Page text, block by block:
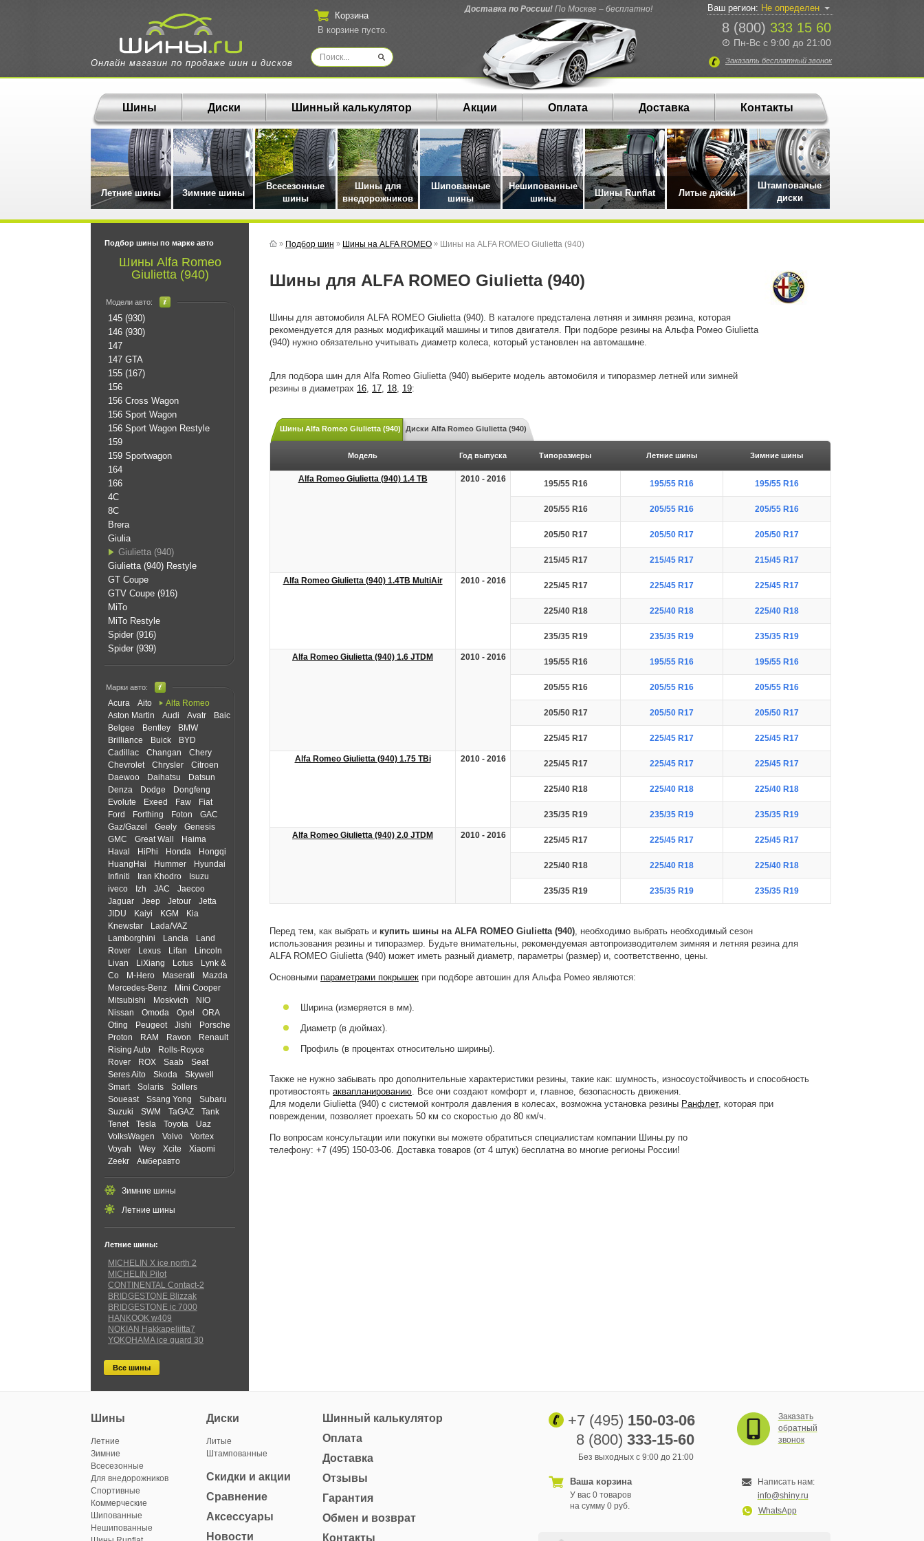
Онлайн магазин по продаже шин и дисков
Доставка по России! По Москве – бесплатно!
8 (800) 333 15 60
Пн-Вс с 9:00 до 21:00
Заказать бесплатный звонок
Корзина
В корзине пусто.
Ваш регион: Не определен
Шины Диски Шинный калькулятор Акции Оплата Доставка Контакты
Летние шины Зимние шины
Всесезонные
шины
Шины для
внедорожников
Шипованные
шины
Нешипованные
шины
Шины Runflat Литые диски
Штампованые
диски
Подбор шины по марке авто
Шины Alfa Romeo
Giulietta (940)
Модели авто:
145 (930)
146 (930)
147
147 GTA
155 (167)
156
156 Cross Wagon
156 Sport Wagon
156 Sport Wagon Restyle
159
159 Sportwagon
164
166
4C
8C
Brera
Giulia
Giulietta (940)
Giulietta (940) Restyle
GT Coupe
GTV Coupe (916)
MiTo
MiTo Restyle
Spider (916)
Spider (939)
Марки авто:
Acura Aito
Alfa Romeo
Aston Martin
Audi Avatr
Baic
Belgee
Bentley
BMW
Brilliance
Buick
BYD
Cadillac
Changan
Chery
Chevrolet
Chrysler
Citroen
Daewoo
Daihatsu
Datsun
Denza
Dodge
Dongfeng
Evolute
Exeed Faw
Fiat
Ford
Forthing Foton
GAC
Gaz/Gazel
Geely
Genesis
GMC
Great Wall
Haima
Haval
HiPhi Honda
Hongqi
HuangHai
Hummer
Hyundai
Infiniti
Iran Khodro
Isuzu
iveco
Izh JAC
Jaecoo
Jaguar
Jeep Jetour
Jetta
JIDU
Kaiyi KGM
Kia
Knewstar
Lada/VAZ
Lamborghini
Lancia
Land
Rover
Lexus Lifan
Lincoln
Livan
LiXiang Lotus
Lynk &
Co
M-Hero Maserati
Mazda
Mercedes-Benz
Mini Cooper
Mitsubishi
Moskvich
NIO
Nissan
Omoda Opel
ORA
Oting
Peugeot Jishi
Porsche
Proton
RAM Ravon
Renault
Rising Auto
Rolls-Royce
Rover
ROX Saab
Seat
Seres Aito
Skoda
Skywell
Smart
Solaris
Sollers
Soueast
Ssang Yong
Subaru
Suzuki
SWM TaGAZ
Tank
Tenet
Tesla Toyota
Uaz
VolksWagen
Volvo
Vortex
Voyah
Wey Xcite
Xiaomi
Zeekr
Амберавто
Зимние шины
Летние шины
Летние шины:
MICHELIN X ice north 2
MICHELIN Pilot
CONTINENTAL Contact-2
BRIDGESTONE Blizzak
BRIDGESTONE ic 7000
HANKOOK w409
NOKIAN Hakkapeliitta7
YOKOHAMA ice guard 30
Все шины
» Подбор шин » Шины на ALFA ROMEO » Шины на ALFA ROMEO Giulietta (940)
Шины для ALFA ROMEO Giulietta (940)
Шины для автомобиля ALFA ROMEO Giulietta (940). В каталоге предсталена летняя и зимняя резина, которая
рекомендуется для разных модификаций машины и типов двигателя. При подборе резины на Альфа Ромео Giulietta
(940) нужно обязательно учитывать диаметр колеса, который установлен на автомашине.
Для подбора шин для Alfa Romeo Giulietta (940) выберите модель автомобиля и типоразмер летней или зимней
резины в диаметрах 16, 17, 18, 19:
Шины Alfa Romeo Giulietta (940) Диски Alfa Romeo Giulietta (940)
Модель Год выпуска Типоразмеры Летние шины Зимние шины
Alfa Romeo Giulietta (940) 1.4 TB 2010 - 2016 195/55 R16 195/55 R16 195/55 R16
205/55 R16 205/55 R16 205/55 R16
205/50 R17 205/50 R17 205/50 R17
215/45 R17 215/45 R17 215/45 R17
Alfa Romeo Giulietta (940) 1.4TB MultiAir 2010 - 2016 225/45 R17 225/45 R17 225/45 R17
225/40 R18 225/40 R18 225/40 R18
235/35 R19 235/35 R19 235/35 R19
Alfa Romeo Giulietta (940) 1.6 JTDM 2010 - 2016 195/55 R16 195/55 R16 195/55 R16
205/55 R16 205/55 R16 205/55 R16
205/50 R17 205/50 R17 205/50 R17
225/45 R17 225/45 R17 225/45 R17
Alfa Romeo Giulietta (940) 1.75 TBi 2010 - 2016 225/45 R17 225/45 R17 225/45 R17
225/40 R18 225/40 R18 225/40 R18
235/35 R19 235/35 R19 235/35 R19
Alfa Romeo Giulietta (940) 2.0 JTDM 2010 - 2016 225/45 R17 225/45 R17 225/45 R17
225/40 R18 225/40 R18 225/40 R18
235/35 R19 235/35 R19 235/35 R19
Перед тем, как выбрать и купить шины на ALFA ROMEO Giulietta (940), необходимо выбрать необходимый сезон
использования резины и типоразмер. Будьте внимательны, рекомендуемая автопроизводителем зимняя и летняя резина для
ALFA ROMEO Giulietta (940) может иметь разный диаметр, параметры (размер) и, соответственно, цены.
Основными параметрами покрышек при подборе автошин для Альфа Ромео являются:
Ширина (измеряется в мм).
Диаметр (в дюймах).
Профиль (в процентах относительно ширины).
Также не нужно забывать про дополнительные характеристики резины, такие как: шумность, износоустойчивость и способность
противостоять аквапланированию. Все они создают комфорт и, главное, безопасность движения.
Для модели Giulietta (940) с системой контроля давления в колесах, возможна установка резины Ранфлет, которая при
повреждении, позволяет проехать 50 км со скоростью до 80 км/ч.
По вопросам консультации или покупки вы можете обратиться специалистам компании Шины.ру по
телефону: +7 (495) 150-03-06. Доставка товаров (от 4 штук) бесплатна во многие регионы России!
Шины
Летние
Зимние
Всесезонные
Для внедорожников
Спортивные
Коммерческие
Шипованные
Нешипованные
Диски
Литые
Штампованные
Скидки и акции
Сравнение
Аксессуары
Новости
Шинный калькулятор
Оплата
Доставка
Отзывы
Гарантия
Обмен и возврат
Контакты
+7 (495) 150-03-06
8 (800) 333-15-60
Без выходных с 9:00 до 21:00
Ваша корзина
У вас 0 товаров
на сумму 0 руб.
Заказать
обратный
звонок
Написать нам:
info@shiny.ru
WhatsApp